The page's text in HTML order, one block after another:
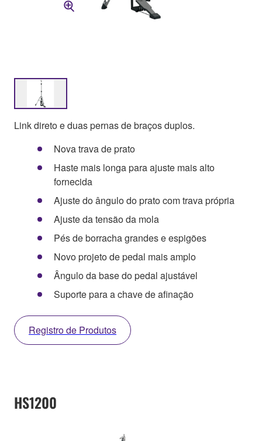
Link direto e duas pernas de braços duplos.
Nova trava de prato
Haste mais longa para ajuste mais alto
fornecida
Ajuste do ângulo do prato com trava própria
Ajuste da tensão da mola
Pés de borracha grandes e espigões
Novo projeto de pedal mais amplo
Ângulo da base do pedal ajustável
Suporte para a chave de afinação
Registro de Produtos
HS1200